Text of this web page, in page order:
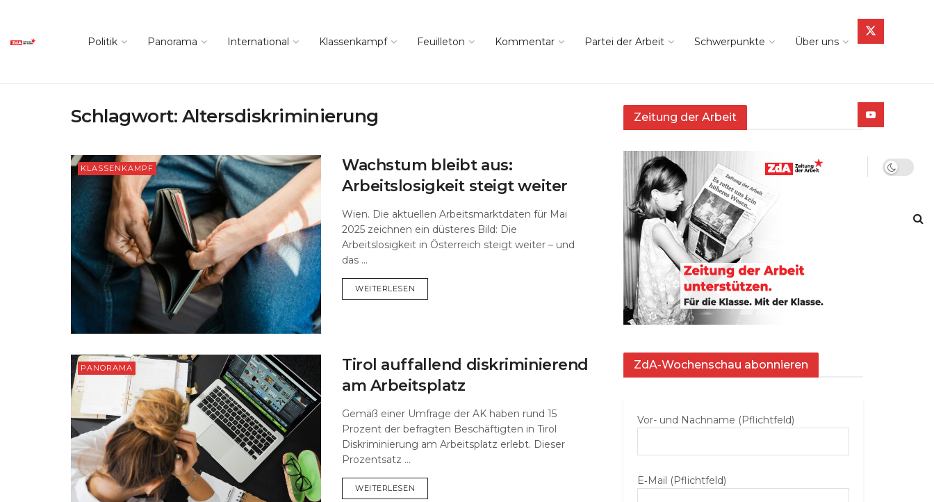
Politik Panorama International Klassenkampf Feuilleton Kommentar Partei der Arbeit Schwerpunkte Über uns
Schlagwort: Altersdiskriminierung
KLASSENKAMPF
Wachstum bleibt aus:
Arbeitslosigkeit steigt weiter
Wien. Die aktuellen Arbeitsmarktdaten für Mai
2025 zeichnen ein düsteres Bild: Die
Arbeitslosigkeit in Österreich steigt weiter – und
das ...
WEITERLESEN
PANORAMA
Tirol auffallend diskriminierend
am Arbeitsplatz
Gemäß einer Umfrage der AK haben rund 15
Prozent der befragten Beschäftigten in Tirol
Diskriminierung am Arbeitsplatz erlebt. Dieser
Prozentsatz ...
WEITERLESEN
Zeitung der Arbeit
ZdA-Wochenschau abonnieren
Vor- und Nachname (Pflichtfeld)
E‑Mail (Pflichtfeld)